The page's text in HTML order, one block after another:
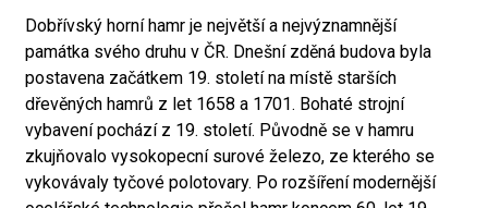
Dobřívský horní hamr je největší a nejvýznamnější
památka svého druhu v ČR. Dnešní zděná budova byla
postavena začátkem 19. století na místě starších
dřevěných hamrů z let 1658 a 1701. Bohaté strojní
vybavení pochází z 19. století. Původně se v hamru
zkujňovalo vysokopecní surové železo, ze kterého se
vykovávaly tyčové polotovary. Po rozšíření modernější